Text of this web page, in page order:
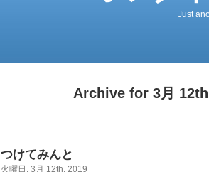
Just
Archive for 3月
つけてみんと
火曜日, 3月 12th, 2019